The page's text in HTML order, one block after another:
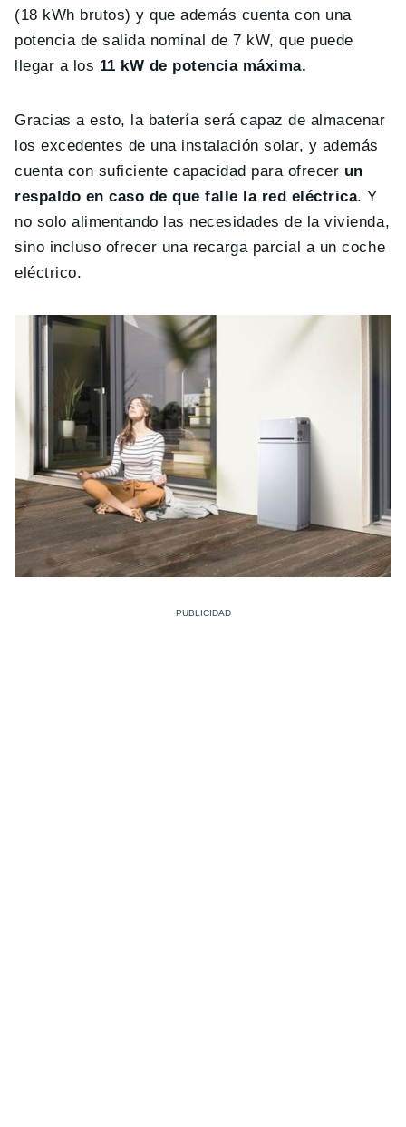
(18 kWh brutos) y que además cuenta con una
potencia de salida nominal de 7 kW, que puede
llegar a los 11 kW de potencia máxima.
Gracias a esto, la batería será capaz de almacenar
los excedentes de una instalación solar, y además
cuenta con suficiente capacidad para ofrecer un
respaldo en caso de que falle la red eléctrica. Y
no solo alimentando las necesidades de la vivienda,
sino incluso ofrecer una recarga parcial a un coche
eléctrico.